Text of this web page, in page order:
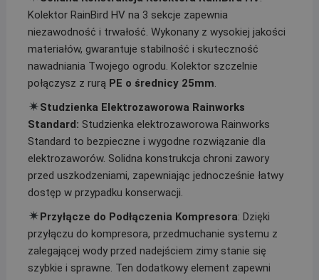
Kolektor RainBird HV na 3 sekcje zapewnia
niezawodność i trwałość. Wykonany z wysokiej jakości
materiałów, gwarantuje stabilność i skuteczność
nawadniania Twojego ogrodu. Kolektor szczelnie
połączysz z rurą PE o średnicy 25mm.
Studzienka Elektrozaworowa Rainworks
Standard: Studzienka elektrozaworowa Rainworks
Standard to bezpieczne i wygodne rozwiązanie dla
elektrozaworów. Solidna konstrukcja chroni zawory
przed uszkodzeniami, zapewniając jednocześnie łatwy
dostęp w przypadku konserwacji.
Przyłącze do Podłączenia Kompresora: Dzięki
przyłączu do kompresora, przedmuchanie systemu z
zalegającej wody przed nadejściem zimy stanie się
szybkie i sprawne. Ten dodatkowy element zapewni